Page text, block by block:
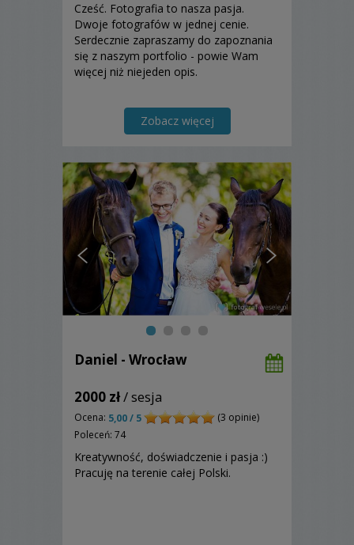
Cześć. Fotografia to nasza pasja.
Dwoje fotografów w jednej cenie.
Serdecznie zapraszamy do zapoznania
się z naszym portfolio - powie Wam
więcej niż niejeden opis.
Zobacz więcej
Daniel - Wrocław
2000 zł/ sesja
Ocena: 5,00 / 5
(3 opinie)
Poleceń: 74
Kreatywność, doświadczenie i pasja :)
Pracuję na terenie całej Polski.